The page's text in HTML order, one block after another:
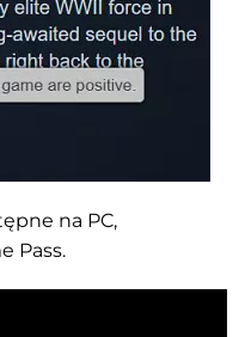
na PC,
Pass.